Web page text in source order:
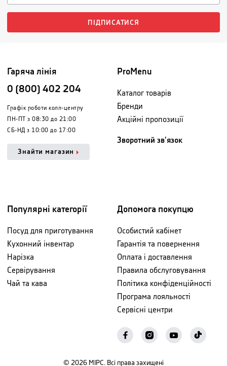
ПІДПИСАТИСЯ
Гаряча лінія
0 (800) 402 204
Графік роботи колл-центру
ПН-ПТ з 08:30 до 21:00
СБ-НД з 10:00 до 17:00
Знайти магазин
ProMenu
Каталог товарів
Бренди
Акційні пропозиції
Зворотний зв'язок
Популярні категорії
Посуд для приготування
Кухонний інвентар
Нарізка
Сервірування
Чай та кава
Допомога покупцю
Особистий кабінет
Гарантія та повернення
Оплата і доставлення
Правила обслуговування
Політика конфіденційності
Програма лояльності
Сервісні центри
© 2026 МІРС. Всі права захищені